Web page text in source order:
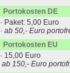
Portokosten DE
· Paket: 5,00 Euro
· ab 50,- Euro
Portokosten EU
· 15,00 Euro
ab 150,- Euro